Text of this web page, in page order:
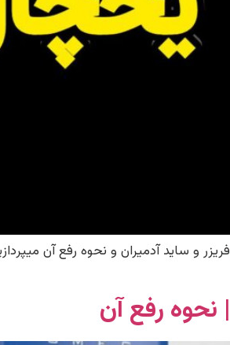
فریزر و ساید آدمیران و نحوه رفع آن